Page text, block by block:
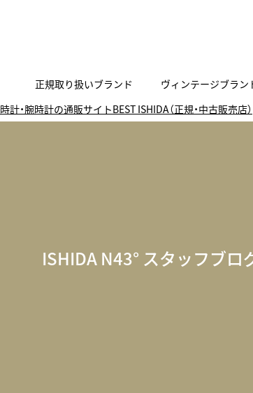
正規取り扱いブランド
A B C D E F
ヴィンテージブラン
スマートウォッチ
ブライトリング ブティッ
代表メッセージ
お問い合わせ
時計・腕時計の通販サイトBEST ISHIDA（正規・中古販売店）
ISHIDA N43° スタッフブロ